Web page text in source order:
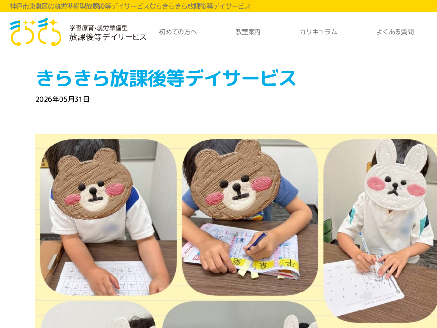
神戸市東灘区の就労準備型放課後等デイサービスならきらきら放課後等デイサービス
初めての方へ 教室案内 カリキュラム よくある質問
きらきら放課後等デイサービス
2026年05月31日